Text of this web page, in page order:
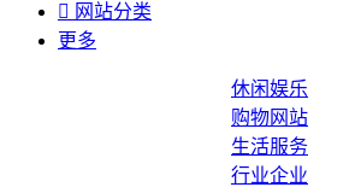
 网站分类
更多
休闲娱乐
购物网站
生活服务
行业企业